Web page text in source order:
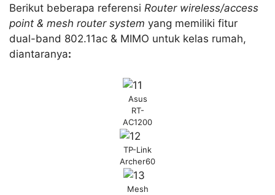
Berikut beberapa referensi Router wireless/access
point & mesh router system yang memiliki fitur
dual-band 802.11ac & MIMO untuk kelas rumah,
diantaranya:
Asus
RT-
AC1200
TP-Link
Archer60
Mesh